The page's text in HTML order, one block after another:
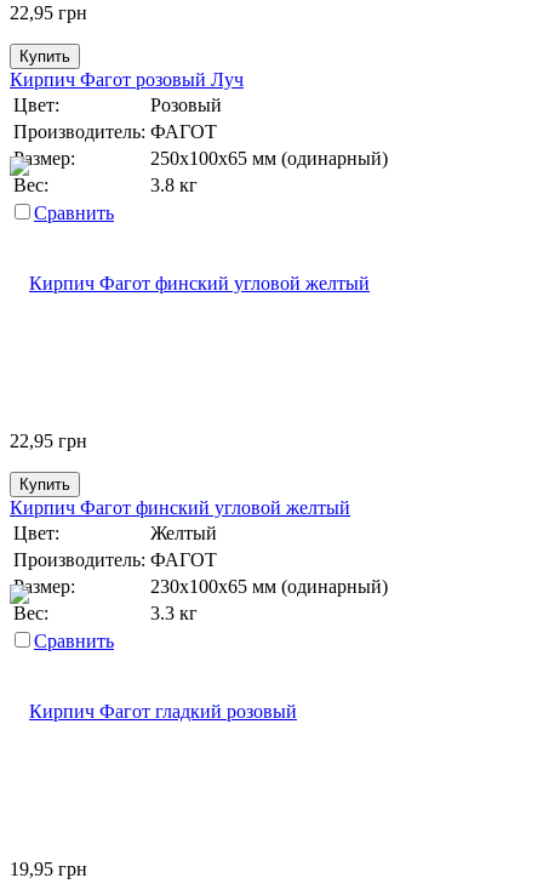
22,95 грн
Купить
Кирпич Фагот розовый Луч
Цвет:
Розовый
Производитель: ФАГОТ
Размер:
250х100х65 мм (одинарный)
Вес:
3.8 кг
Сравнить
22,95 грн
Купить
Кирпич Фагот финский угловой желтый
Цвет:
Желтый
Производитель: ФАГОТ
Размер:
230х100х65 мм (одинарный)
Вес:
3.3 кг
Сравнить
19,95 грн